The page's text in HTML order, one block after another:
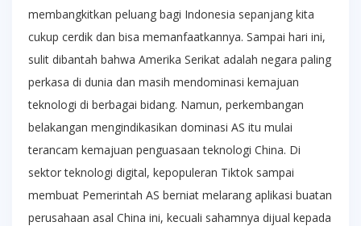
membangkitkan peluang bagi Indonesia sepanjang kita
cukup cerdik dan bisa memanfaatkannya. Sampai hari ini,
sulit dibantah bahwa Amerika Serikat adalah negara paling
perkasa di dunia dan masih mendominasi kemajuan
teknologi di berbagai bidang. Namun, perkembangan
belakangan mengindikasikan dominasi AS itu mulai
terancam kemajuan penguasaan teknologi China. Di
sektor teknologi digital, kepopuleran Tiktok sampai
membuat Pemerintah AS berniat melarang aplikasi buatan
perusahaan asal China ini, kecuali sahamnya dijual kepada